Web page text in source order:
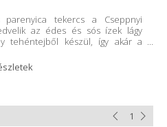
parenyica tekercs a Cseppnyi
az édes és sós ízek lágy
tehéntejből készül, így akár a
és adalékanyagmentes!
tehéntej, 1,3 % tökmag, 1,3%